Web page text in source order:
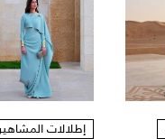
إطلالات